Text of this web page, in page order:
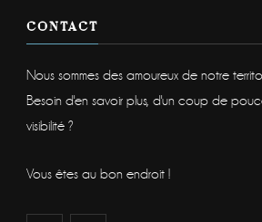
CONTACT
Nous sommes des amoureux de notre
Besoin d'en savoir plus, d'un coup de
visibilité ?
Vous êtes au bon endroit !